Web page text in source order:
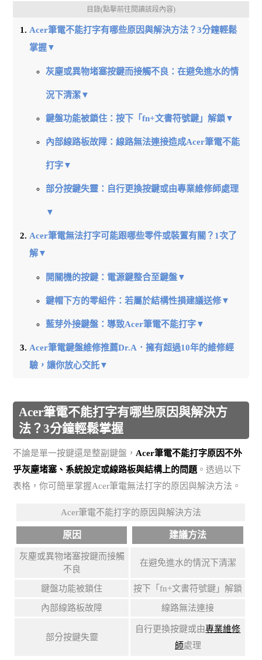
目錄(點擊前往閱讀該段內容)
Acer筆電不能打字有哪些原因與解決方法？3分鐘輕鬆
掌握▼
灰塵或異物堵塞按鍵而接觸不良：在避免進水的情
況下清潔▼
鍵盤功能被鎖住：按下「fn+文書符號鍵」解鎖▼
內部線路板故障：線路無法連接造成Acer筆電不能
打字▼
部分按鍵失靈：自行更換按鍵或由專業維修師處理
▼
Acer筆電無法打字可能跟哪些零件或裝置有關？1次了
解▼
開關機的按鍵：電源鍵整合至鍵盤▼
鍵帽下方的零組件：若屬於結構性損建議送修▼
藍芽外接鍵盤：導致Acer筆電不能打字▼
Acer筆電鍵盤維修推薦Dr.A．擁有超過10年的維修經
驗，讓你放心交託▼
Acer筆電不能打字有哪些原因與解決方
法？3分鐘輕鬆掌握
不論是單一按鍵還是整副鍵盤， Acer筆電不能打字原因不外
乎灰塵堵塞、系統設定或線路板與結構上的問題 。透過以下
表格，你可簡單掌握Acer筆電無法打字的原因與解決方法。
Acer筆電不能打字的原因與解決方法
原因 建議方法
灰塵或異物堵塞按鍵而接觸
不良
在避免進水的情況下清潔
鍵盤功能被鎖住 按下「fn+文書符號鍵」解鎖
內部線路板故障 線路無法連接
部分按鍵失靈
自行更換按鍵或由專業維修
師處理